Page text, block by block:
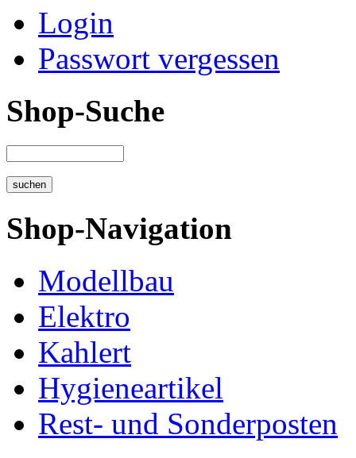
Login
Passwort vergessen
Shop-Suche
Shop-Navigation
Modellbau
Elektro
Kahlert
Hygieneartikel
Rest- und Sonderposten